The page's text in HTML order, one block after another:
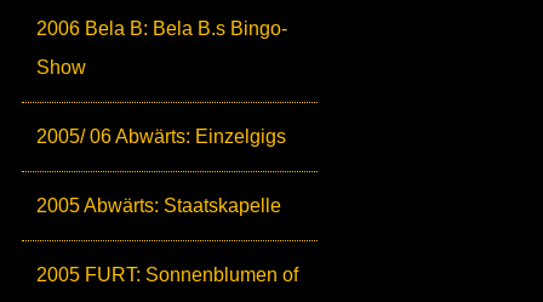
2006 Bela B: Bela B.s Bingo-
Show
2005/ 06 Abwärts: Einzelgigs
2005 Abwärts: Staatskapelle
2005 FURT: Sonnenblumen of